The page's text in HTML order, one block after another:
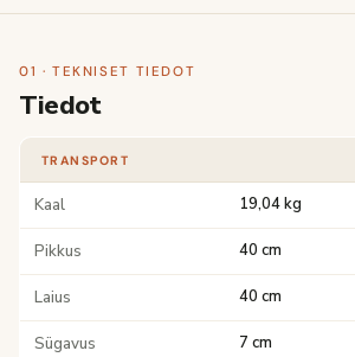
01 · TEKNISET TIEDOT
Tiedot
TRANSPORT
Kaal 19,04 kg
Pikkus 40 cm
Laius 40 cm
Sügavus 7 cm